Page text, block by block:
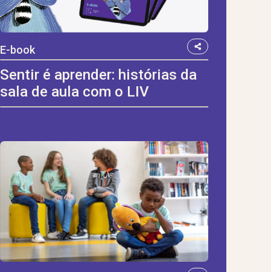
E-book
Sentir é aprender: histórias da
sala de aula com o LIV